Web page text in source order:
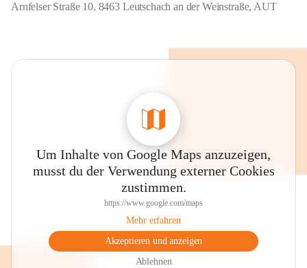
Arnfelser Straße 10, 8463 Leutschach an der Weinstraße, AUT
Um Inhalte von Google Maps anzuzeigen,
musst du der Verwendung externer Cookies
zustimmen.
https://www.google.com/maps
Mehr erfahren
Akzeptieren und anzeigen
Ablehnen